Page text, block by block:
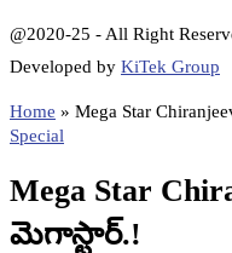
@2020-25 - All Right
Developed by KiTek Group
Home » Mega Star
Special
Mega Star
మెగాస్టార్.!